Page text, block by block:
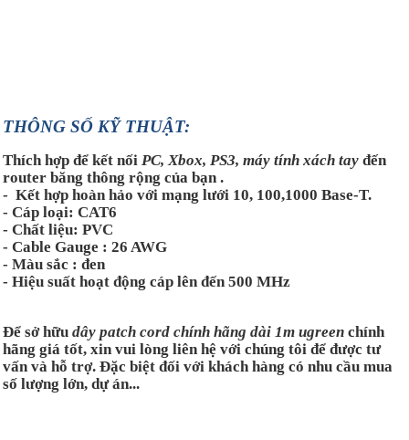
THÔNG SỐ KỸ THUẬT:
Thích hợp để kết nối PC, Xbox, PS3, máy tính xách tay đến
router băng thông rộng của bạn .
- Kết hợp hoàn hảo với mạng lưới 10, 100,1000 Base-T.
- Cáp loại: CAT6
- Chất liệu: PVC
- Cable Gauge : 26 AWG
- Màu sắc : đen
- Hiệu suất hoạt động cáp lên đến 500 MHz
Để sở hữu dây patch cord chính hãng dài 1m ugreen chính
hãng giá tốt, xin vui lòng liên hệ với chúng tôi để được tư
vấn và hỗ trợ. Đặc biệt đối với khách hàng có nhu cầu mua
số lượng lớn, dự án...